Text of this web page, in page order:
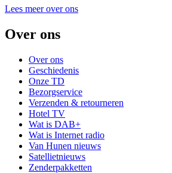
Lees meer over ons
Over ons
Over ons
Geschiedenis
Onze TD
Bezorgservice
Verzenden & retourneren
Hotel TV
Wat is DAB+
Wat is Internet radio
Van Hunen nieuws
Satellietnieuws
Zenderpakketten